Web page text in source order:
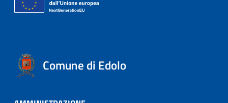
Comune di Edolo